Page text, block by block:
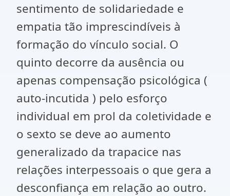
sentimento de solidariedade e
empatia tão imprescindíveis à
formação do vínculo social. O
quinto decorre da ausência ou
apenas compensação psicológica (
auto-incutida ) pelo esforço
individual em prol da coletividade e
o sexto se deve ao aumento
generalizado da trapacice nas
relações interpessoais o que gera a
desconfiança em relação ao outro.